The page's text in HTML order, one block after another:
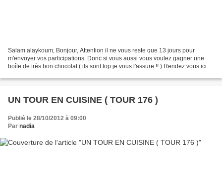
Salam alaykoum, Bonjour, Attention il ne vous reste que 13 jours pour
m'envoyer vos participations. Donc si vous aussi vous voulez gagner une
boîte de très bon chocolat ( ils sont top je vous l'assure !! ) Rendez vous ici
UN TOUR EN CUISINE ( TOUR 176 )
Publié le 28/10/2012 à 09:00
Par nadia